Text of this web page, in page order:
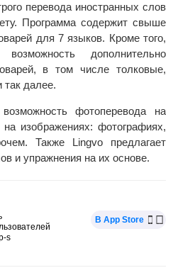
перевода иностранных слов
Программа содержит свыше
для 7 языков. Кроме того,
дополнительно
в том числе толковые,
так далее.
фотоперевода на
изображениях: фотографиях,
Также Lingvo предлагает
и упражнения на их основе.
s
В App Store